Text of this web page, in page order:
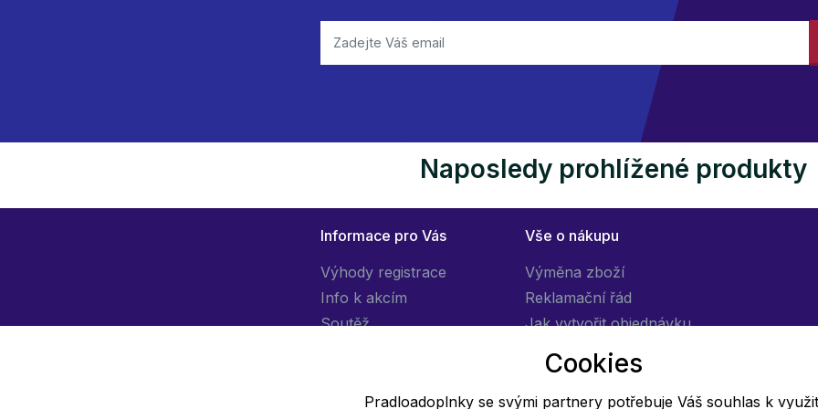
Naposledy prohlížené produkty
Informace pro Vás
Výhody registrace
Info k akcím
Soutěž
Vše o nákupu
Výměna zboží
Reklamační řád
Jak vytvořit objednávku
Obchodní podmínky
Doprava
Cookies
Pradloadoplnky se svými partnery potřebuje Váš souhlas k